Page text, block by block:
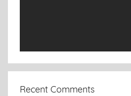
Recent Comments